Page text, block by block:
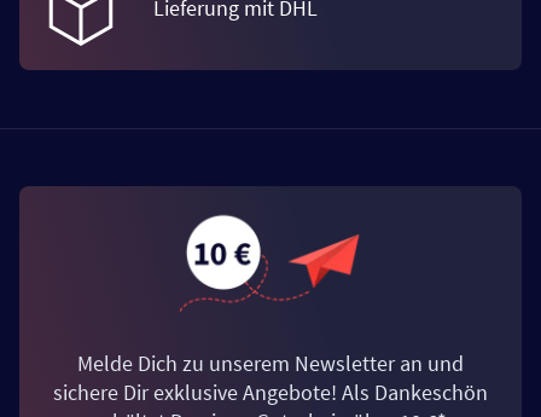
Lieferung mit DHL
Melde Dich zu unserem Newsletter an und
sichere Dir exklusive Angebote! Als Dankeschön